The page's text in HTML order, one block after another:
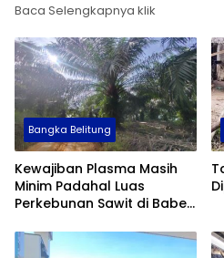
Baca Selengkapnya klik
Bangka Belitung
Kewajiban Plasma Masih
Minim Padahal Luas
Perkebunan Sawit di Babel